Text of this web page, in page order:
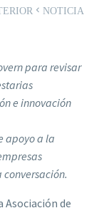
NOTICIA
para revisar
e innovación
apoyo a la
Asociación de